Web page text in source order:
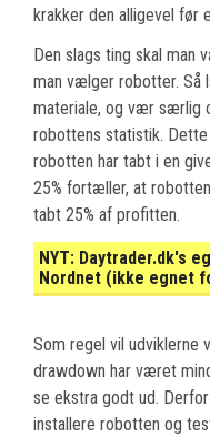
krakker den alligevel før
Den slags ting skal
man vælger robotter. Så
materiale, og vær særlig
robottens statistik.
robotten har tabt i en
25% fortæller, at
tabt 25% af profitten.
NYT: Daytrader.dk's
Nordnet (ikke egnet
Som regel vil udviklerne
drawdown har været
se ekstra godt ud.
installere robotten og